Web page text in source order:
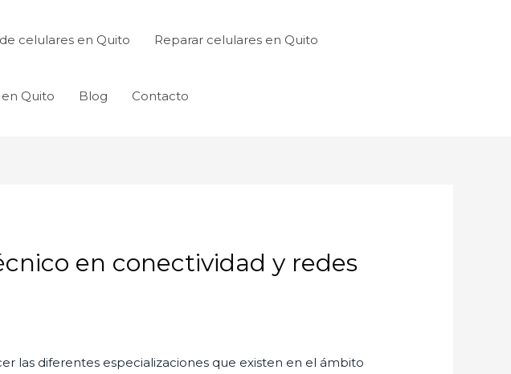
celulares en Quito Reparar celulares en Quito
Quito Blog Contacto
en conectividad y redes
las diferentes especializaciones que existen en el ámbito